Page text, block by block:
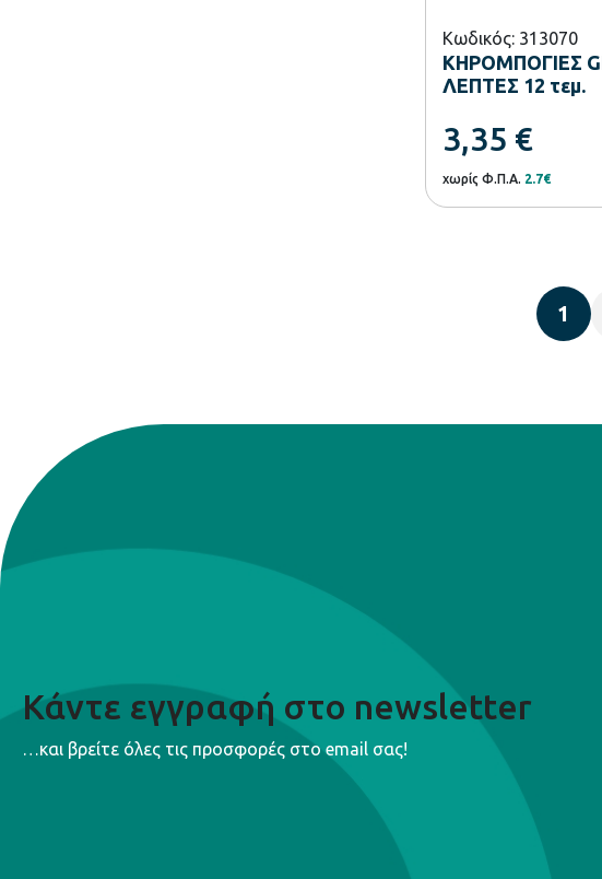
Κωδικός: 313070
ΚΗΡΟΜΠΟΓΙΕΣ
ΛΕΠΤΕΣ 12 τεμ.
3,35 €
χωρίς Φ.Π.Α. 2.7€
1
Κάντε εγγραφή στο newsletter
…και βρείτε όλες τις προσφορές στο email σας!